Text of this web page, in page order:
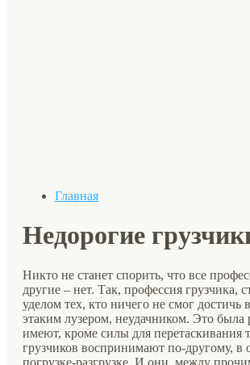
Главная
Недорогие
Никто не станет спорить, что все
другие – нет. Так, профессия грузчика,
уделом тех, кто ничего не смог
этаким лузером, неудачником. Это
имеют, кроме силы для перетаскивания
грузчиков воспринимают по-другому, в
погрузке-разгрузке. И они, между